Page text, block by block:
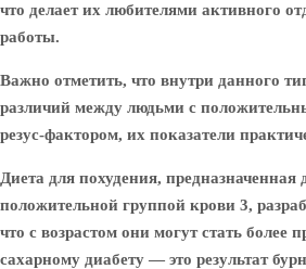
что делает их любителями активного
работы.
Важно отметить, что внутри данного
различий между людьми с
резус-фактором, их показатели
Диета для похудения, предназначенная
положительной группой крови 3,
что с возрастом они могут стать более
сахарному диабету — это результат